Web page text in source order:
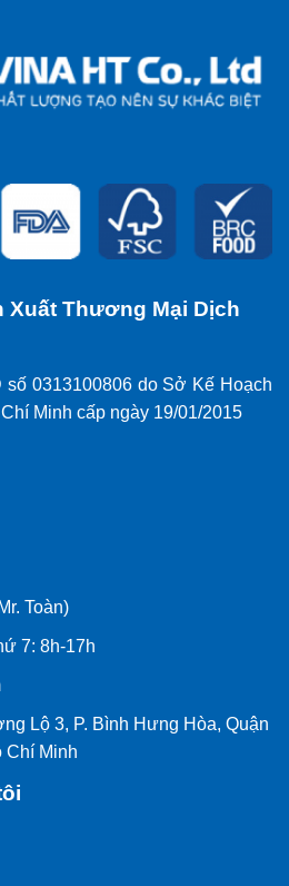
Xuất Thương Mại Dịch
0313100806 do Sở Kế Hoạch
Minh cấp ngày 19/01/2015
Toàn)
7: 8h-17h
Lộ 3, P. Bình Hưng Hòa, Quận
Chí Minh